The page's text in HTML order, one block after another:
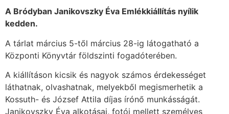
A Bródyban Janikovszky Éva Emlékkiállítás nyílik
kedden.
A tárlat március 5-től március 28-ig látogatható a
Központi Könyvtár földszinti fogadóterében.
A kiállításon kicsik és nagyok számos érdekességet
láthatnak, olvashatnak, melyekből megismerhetik a
Kossuth- és József Attila díjas írónő munkásságát.
Janikovszky Éva alkotásai, fotói mellett személyes